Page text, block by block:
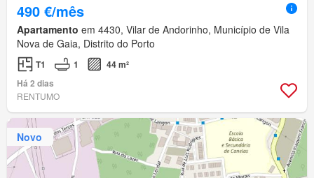
490 €/mês
Apartamento em 4430, Vilar de Andorinho, Município de Vila
Nova de Gaia, Distrito do Porto
T1 1
44 m²
Há 2 dias
RENTUMO
Novo